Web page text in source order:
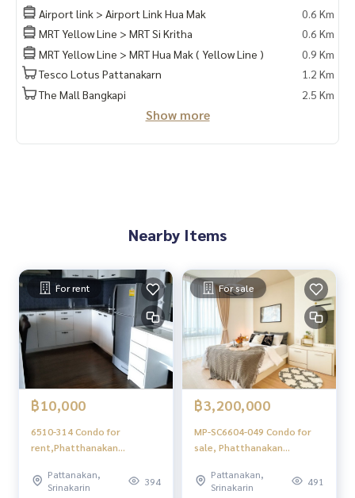
.
เช่า คอนโด The IRIS Rama 9 - Srinakarin /ดิ ไอริส พระราม 9 - ศ
รีนครินทร์
คอนโด เช่า พัฒนาการ ศรีนครินทร์
คอนโด APLหัวหมาก เช่า
The IRIS Rama 9 - Srinakarin rent
The IRIS Rama 9 - Srinakarin rent Phatthanakan Srinakarin
Airport link > Airport Link Hua Mak
0.6 Km
MRT Yellow Line > MRT Si Kritha
0.6 Km
MRT Yellow Line > MRT Hua Mak ( Yellow Line )
0.9 Km
Tesco Lotus Pattanakarn
1.2 Km
The Mall Bangkapi
2.5 Km
Show more
Nearby Items
For rent
฿10,000
6510-314 Condo for
rent,Phatthanakan
The Iris Rama 9 - Srinakarin,
1 bed
Pattanakan,
Srinakarin
394
For sale
฿3,200,000
MP-SC6604-049 Condo for
sale, Phatthanakan
Srinakarin, 2 bedrooms,
fully furnished
Pattanakan,
Srinakarin
491